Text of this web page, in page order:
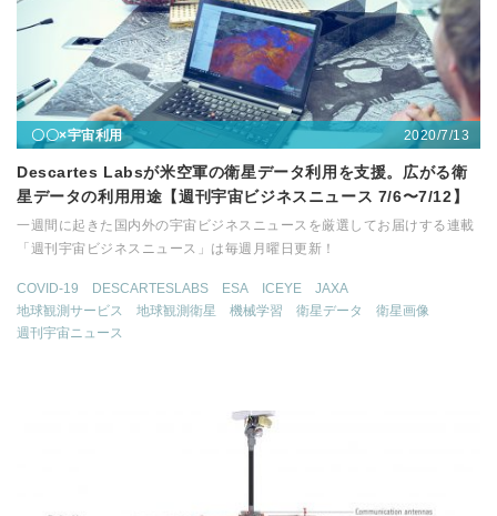
〇〇×宇宙利用 2020/7/13
Descartes Labsが米空軍の衛星データ利用を支援。広がる衛
星データの利用用途【週刊宇宙ビジネスニュース 7/6〜7/12】
一週間に起きた国内外の宇宙ビジネスニュースを厳選してお届けする連載
「週刊宇宙ビジネスニュース」は毎週月曜日更新！
COVID-19 DESCARTESLABS ESA ICEYE
JAXA
地球観測サービス
地球観測衛星 機械学習 衛星データ
衛星画像
週刊宇宙ニュース